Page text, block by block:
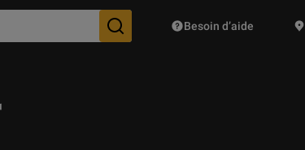
Des suggestions de produits
Besoin d’aide